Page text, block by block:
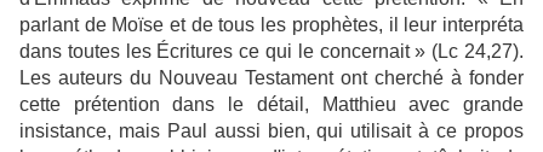
parlant de Moïse et de tous les prophètes, il leur interpréta
dans toutes les Écritures ce qui le concernait » (Lc 24,27).
Les auteurs du Nouveau Testament ont cherché à fonder
cette prétention dans le détail, Matthieu avec grande
insistance, mais Paul aussi bien, qui utilisait à ce propos